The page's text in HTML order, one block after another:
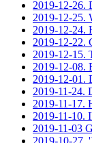
2019-12-26.
2019-12-25.
2019-12-24.
2019-12-22.
2019-12-15.
2019-12-08.
2019-12-01.
2019-11-24.
2019-11-17.
2019-11-10.
2019-11-03